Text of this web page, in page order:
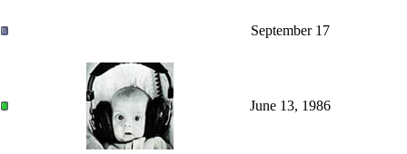
September 17
June 13, 1986